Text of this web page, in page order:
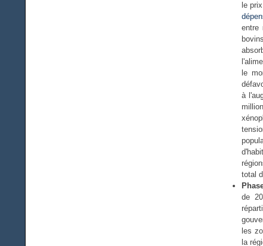
le
entre
le
à
total
de
les
la